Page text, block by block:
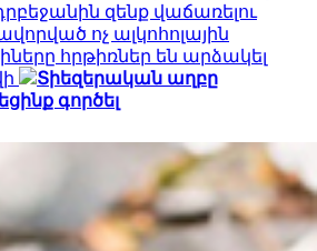
զենք վաճառելու
ոչ ալկոհոլային
հրթիռներ են արձակել
Տիեզերական աղբը
գործել